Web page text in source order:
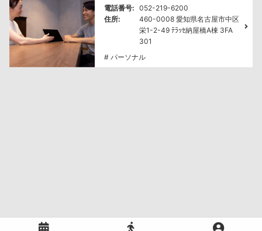
電話番号: 052-219-6200
住所:
460-0008 愛知県名古屋市中区
栄1-2-49 ﾃﾗｯｾ納屋橋A棟 3FA
301
# パーソナル